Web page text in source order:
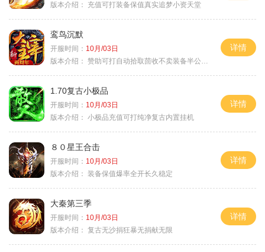
版本介绍：
充值可打装备保值真实追梦小资天堂
鸾鸟沉默
开服时间： 10月/03日
版本介绍： 赞助可打自动拾取茴收不卖装备半公益服
详情
1.70复古小极品
开服时间： 10月/03日
版本介绍： 小极品充值可打纯净复古内置挂机
详情
８０星王合击
开服时间： 10月/03日
版本介绍： 装备保值爆率全开长久稳定
详情
大秦第三季
开服时间： 10月/03日
版本介绍： 复古无沙捐狂暴无捐献无限
详情